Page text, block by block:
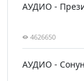
АУДИО -
4626650
АУДИО -